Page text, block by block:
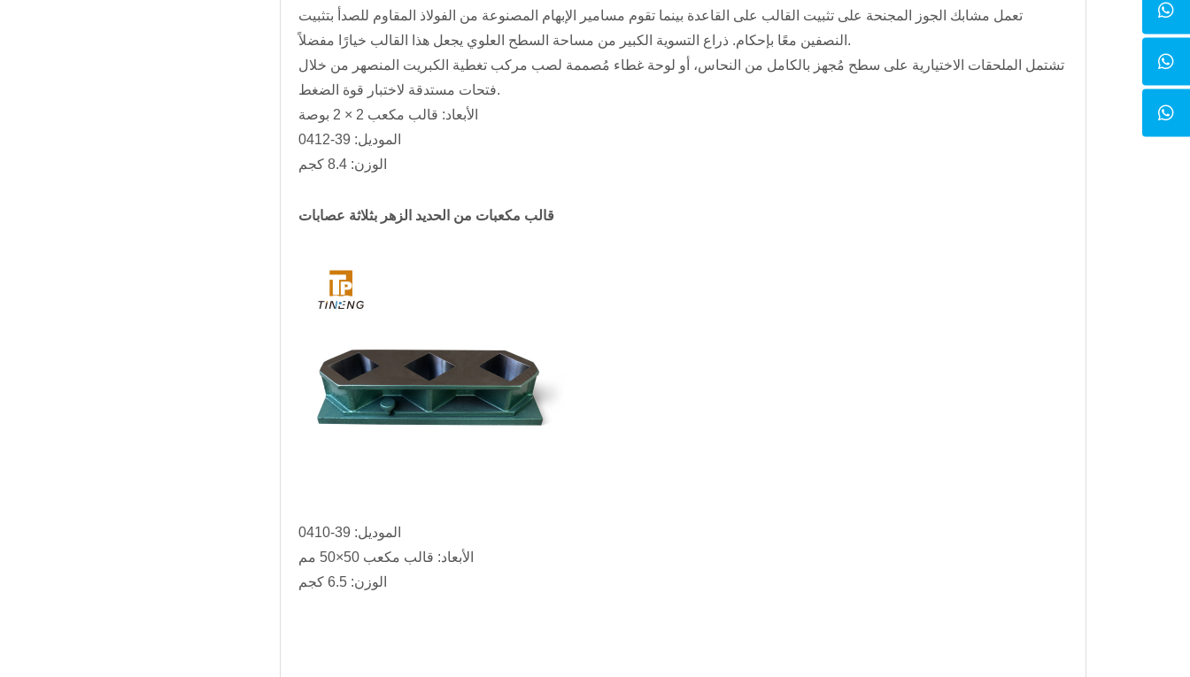
تعمل مشابك الجوز المجنحة على تثبيت القالب على القاعدة بينما تقوم مسامير الإبهام المصنوعة من الفولاذ المقاوم للصدأ بتثبيت
النصفين معًا بإحكام. ذراع التسوية الكبير من مساحة السطح العلوي يجعل هذا القالب خيارًا مفضلاً.
تشتمل الملحقات الاختيارية على سطح مُجهز بالكامل من النحاس، أو لوحة غطاء مُصممة لصب مركب تغطية الكبريت المنصهر من خلال
فتحات مستدقة لاختبار قوة الضغط.
الأبعاد: قالب مكعب 2 × 2 بوصة
الموديل: 39-0412
الوزن: 8.4 كجم
قالب مكعبات من الحديد الزهر بثلاثة عصابات
الموديل: 39-0410
الأبعاد: قالب مكعب 50×50 مم
الوزن: 6.5 كجم